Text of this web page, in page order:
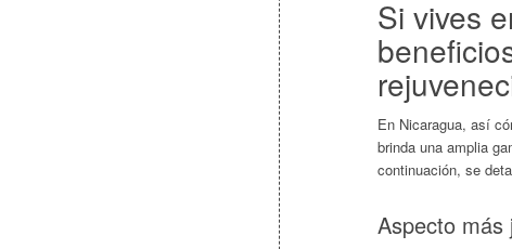
Si vives
En Nicaragua, así
brinda una amplia
continuación, se
Aspecto más